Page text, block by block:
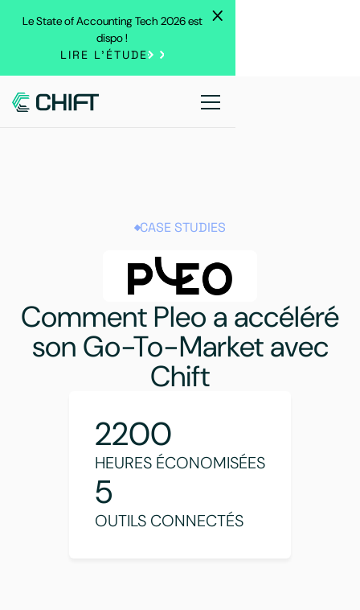
Le State of Accounting Tech 2026 est
dispo !
LIRE L'ÉTUDE
CASE STUDIES
Comment Pleo a accéléré
son Go-To-Market avec
Chift
2200
HEURES ÉCONOMISÉES
5
OUTILS CONNECTÉS